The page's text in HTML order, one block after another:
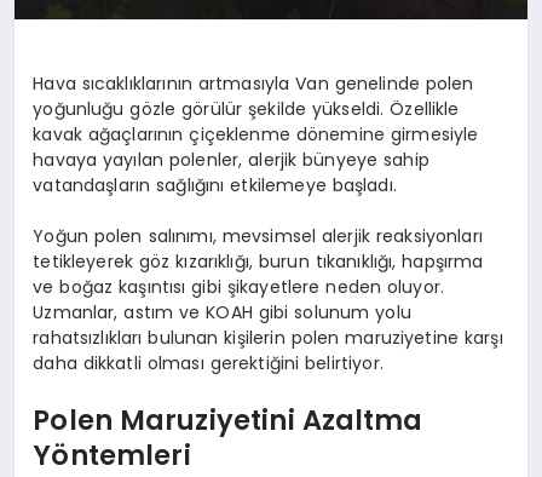
Hava sıcaklıklarının artmasıyla Van genelinde polen
yoğunluğu gözle görülür şekilde yükseldi. Özellikle
kavak ağaçlarının çiçeklenme dönemine girmesiyle
havaya yayılan polenler, alerjik bünyeye sahip
vatandaşların sağlığını etkilemeye başladı.
Yoğun polen salınımı, mevsimsel alerjik reaksiyonları
tetikleyerek göz kızarıklığı, burun tıkanıklığı, hapşırma
ve boğaz kaşıntısı gibi şikayetlere neden oluyor.
Uzmanlar, astım ve KOAH gibi solunum yolu
rahatsızlıkları bulunan kişilerin polen maruziyetine karşı
daha dikkatli olması gerektiğini belirtiyor.
Polen Maruziyetini Azaltma
Yöntemleri